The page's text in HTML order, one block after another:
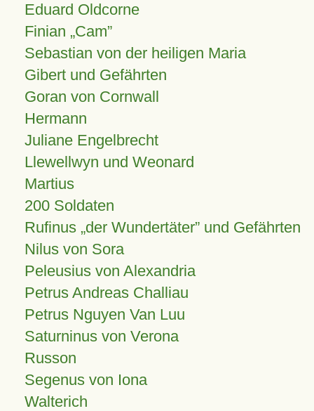
Eduard Oldcorne
Finian Cam
Sebastian von der heiligen Maria
Gibert und Gefährten
Goran von Cornwall
Hermann
Juliane Engelbrecht
Llewellwyn und Weonard
Martius
200 Soldaten
Rufinus „der Wundertäter” und Gefährten
Nilus von Sora
Peleusius von Alexandria
Petrus Andreas Challiau
Petrus Nguyen Van Luu
Saturninus von Verona
Russon
Segenus von Iona
Walterich